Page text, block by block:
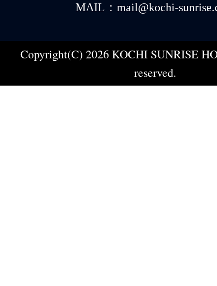
MAIL：mail@kochi-
Copyright(C) 2026 KOCHI SUNRISE
reserved.